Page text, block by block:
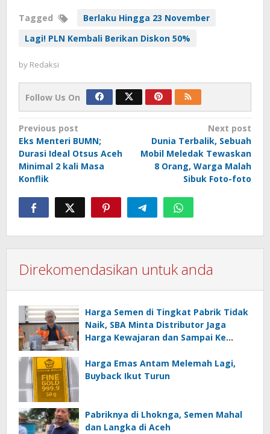
Tagged
Berlaku Hingga 23 November
Lagi! PLN Kembali Berikan Diskon 50%
by Redaksi
Follow Us On
Post
navigation
Previous post
Eks Menteri BUMN;
Durasi Ideal Otsus Aceh
Minimal 2 kali Masa
Konflik
Next post
Dunia Terbalik, Sebuah
Mobil Meledak Tewaskan
8 Orang, Warga Malah
Sibuk Foto-foto
Direkomendasikan untuk anda
Harga Semen di Tingkat Pabrik Tidak
Naik, SBA Minta Distributor Jaga
Harga Kewajaran dan Sampai Ke
Harga Emas Antam Melemah Lagi,
Buyback Ikut Turun
Pabriknya di Lhoknga, Semen Mahal
dan Langka di Aceh